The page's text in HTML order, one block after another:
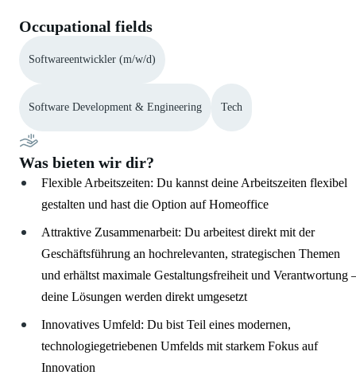
Occupational fields
Softwareentwickler (m/w/d)
Software Development & Engineering Tech
Was bieten wir dir?
Flexible Arbeitszeiten: Du kannst deine Arbeitszeiten flexibel
gestalten und hast die Option auf Homeoffice
Attraktive Zusammenarbeit: Du arbeitest direkt mit der
Geschäftsführung an hochrelevanten, strategischen Themen
und erhältst maximale Gestaltungsfreiheit und Verantwortung
deine Lösungen werden direkt umgesetzt
Innovatives Umfeld: Du bist Teil eines modernen,
technologiegetriebenen Umfelds mit starkem Fokus auf
Innovation